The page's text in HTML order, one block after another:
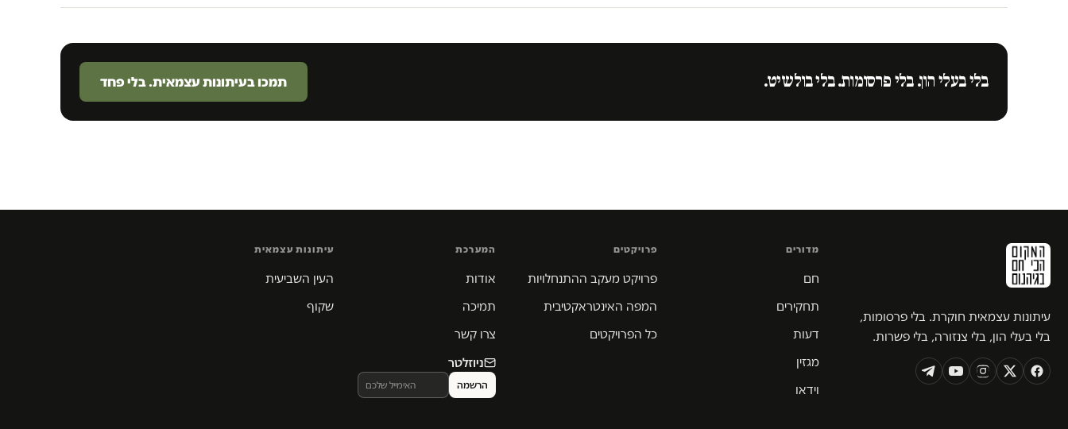
בלי בעלי הון. בלי פרסומות. בלי בולשיט. תמכו בעיתונות עצמאית. בלי פחד
עיתונות עצמאית חוקרת. בלי פרסומות,
בלי בעלי הון, בלי צנזורה, בלי פשרות.
מדורים
חם
תחקירים
דעות
מגזין
וידאו
פרויקטים
פרויקט מעקב ההתנחלויות
המפה האינטראקטיבית
כל הפרויקטים
המערכת
אודות
תמיכה
צרו קשר
ניוזלטר
עיתונות עצמאית
העין השביעית
שקוף